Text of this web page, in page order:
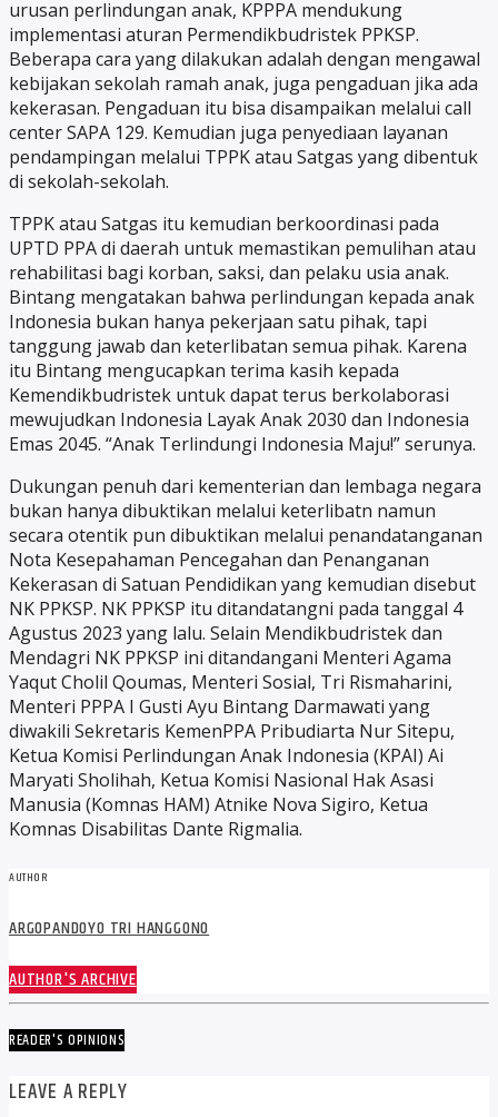
urusan perlindungan anak, KPPPA mendukung
implementasi aturan Permendikbudristek PPKSP.
Beberapa cara yang dilakukan adalah dengan mengawal
kebijakan sekolah ramah anak, juga pengaduan jika ada
kekerasan. Pengaduan itu bisa disampaikan melalui call
center SAPA 129. Kemudian juga penyediaan layanan
pendampingan melalui TPPK atau Satgas yang dibentuk
di sekolah-sekolah.
TPPK atau Satgas itu kemudian berkoordinasi pada
UPTD PPA di daerah untuk memastikan pemulihan atau
rehabilitasi bagi korban, saksi, dan pelaku usia anak.
Bintang mengatakan bahwa perlindungan kepada anak
Indonesia bukan hanya pekerjaan satu pihak, tapi
tanggung jawab dan keterlibatan semua pihak. Karena
itu Bintang mengucapkan terima kasih kepada
Kemendikbudristek untuk dapat terus berkolaborasi
mewujudkan Indonesia Layak Anak 2030 dan Indonesia
Emas 2045. “Anak Terlindungi Indonesia Maju!” serunya.
Dukungan penuh dari kementerian dan lembaga negara
bukan hanya dibuktikan melalui keterlibatn namun
secara otentik pun dibuktikan melalui penandatanganan
Nota Kesepahaman Pencegahan dan Penanganan
Kekerasan di Satuan Pendidikan yang kemudian disebut
NK PPKSP. NK PPKSP itu ditandatangni pada tanggal 4
Agustus 2023 yang lalu. Selain Mendikbudristek dan
Mendagri NK PPKSP ini ditandangani Menteri Agama
Yaqut Cholil Qoumas, Menteri Sosial, Tri Rismaharini,
Menteri PPPA I Gusti Ayu Bintang Darmawati yang
diwakili Sekretaris KemenPPA Pribudiarta Nur Sitepu,
Ketua Komisi Perlindungan Anak Indonesia (KPAI) Ai
Maryati Sholihah, Ketua Komisi Nasional Hak Asasi
Manusia (Komnas HAM) Atnike Nova Sigiro, Ketua
Komnas Disabilitas Dante Rigmalia.
AUTHOR
ARGOPANDOYO TRI HANGGONO
AUTHOR'S ARCHIVE
READER'S OPINIONS
LEAVE A REPLY